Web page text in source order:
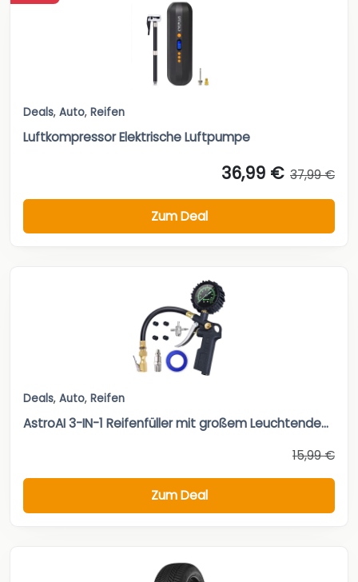
Deals, Auto, Reifen
Luftkompressor Elektrische Luftpumpe
36,99 € 37,99 €
Zum Deal
Deals, Auto, Reifen
AstroAI 3-IN-1 Reifenfüller mit großem Leuchtende...
15,99 €
Zum Deal